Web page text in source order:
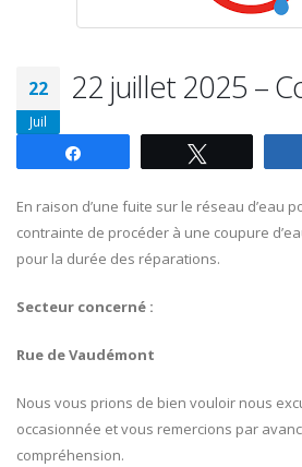
22
Juil
22 juillet 2025 –
En raison d’une fuite sur le réseau d’eau
contrainte de procéder à une coupure
pour la durée des réparations.
Secteur concerné :
Rue de Vaudémont
Nous vous prions de bien vouloir nous
occasionnée et vous remercions par
compréhension.